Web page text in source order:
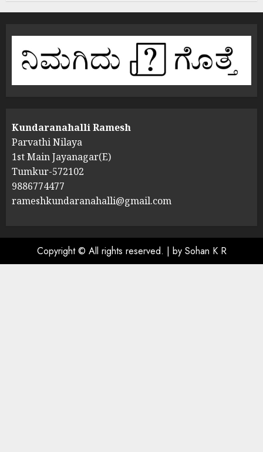
Kundaranahalli Ramesh
Parvathi Nilaya
1st Main Jayanagar(E)
Tumkur-572102
9886774477
rameshkundaranahalli@gmail.com
Copyright © All rights reserved. | by Sohan K R